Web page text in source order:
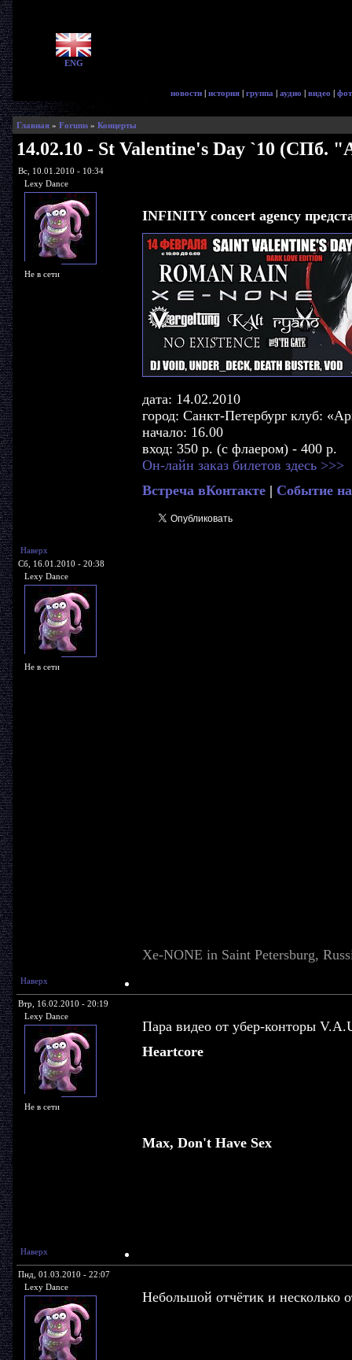
ENG
новости | история | группа | аудио | видео |
Главная» Forums» Концерты
14.02.10 - St Valentine's Day `10 (СПб.
Вс, 10.01.2010 - 10:34
Lexy Dance
Не в сети
INFINITY concert agency
дата: 14.02.2010
город: Санкт-Петербург клуб:
начало: 16.00
вход: 350 р. (с флаером) - 400 р.
Он-лайн заказ билетов здесь >>>
Встреча вКонтакте| Событие
Наверх
Сб, 16.01.2010 - 20:38
Lexy Dance
Не в сети
Xe-NONE in Saint Petersburg,
Наверх
Втр, 16.02.2010 - 20:19
Lexy Dance
Не в сети
Пара видео от убер-конторы
Heartcore
Max, Don't Have Sex
Наверх
Пнд, 01.03.2010 - 22:07
Lexy Dance
Небольшой отчётик и несколько